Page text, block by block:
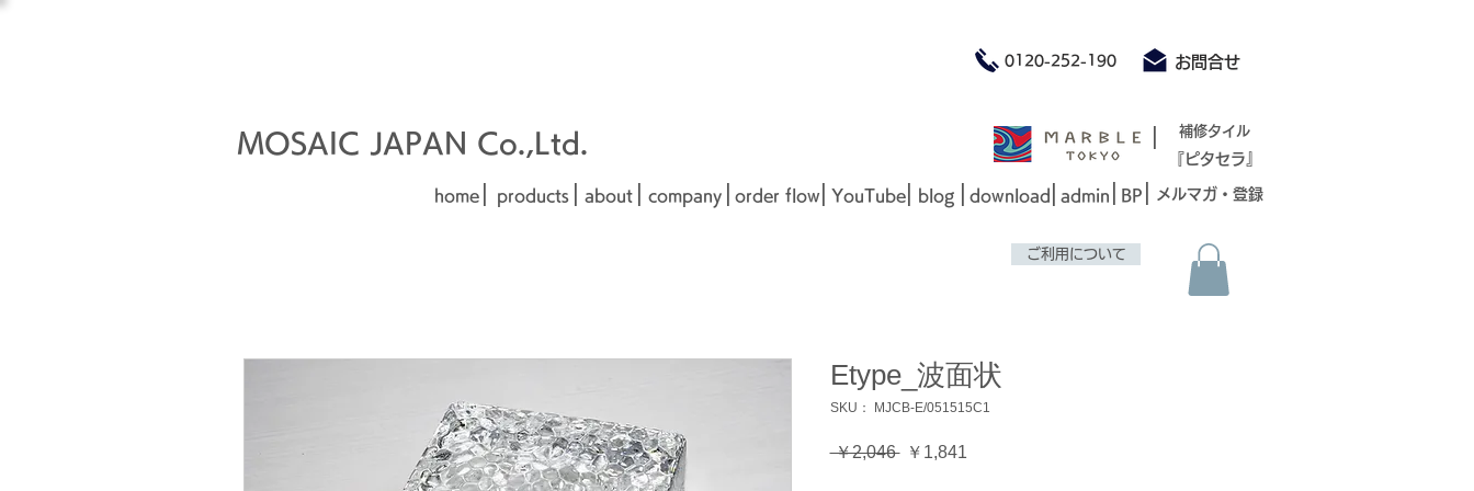
0120-252-190
お問合せ
MOSAIC JAPAN Co.,Ltd. | 補修タイル
『ピタセラ』
home | products | about company
| | order flow | YouTube| blog | download |
BP
| admin | メルマガ・登録
ご利用について
Etype_波面状
SKU： MJCB-E/051515C1
￥2,046 通￥1,841